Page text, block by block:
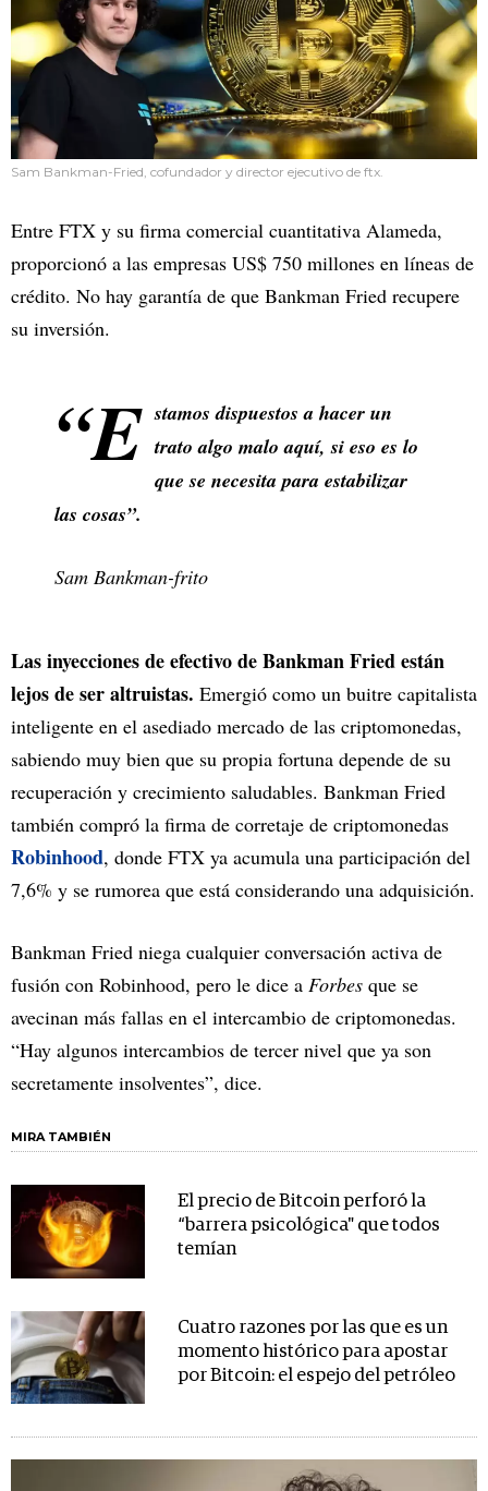
Sam Bankman-Fried, cofundador y director ejecutivo de ftx.
Entre FTX y su firma comercial cuantitativa Alameda,
proporcionó a las empresas US$ 750 millones en líneas de
crédito. No hay garantía de que Bankman Fried recupere
su inversión.
“E stamos dispuestos a hacer un
trato algo malo aquí, si eso es lo
que se necesita para estabilizar
las cosas”.
Sam Bankman-frito
Las inyecciones de efectivo de Bankman Fried están
lejos de ser altruistas. Emergió como un buitre capitalista
inteligente en el asediado mercado de las criptomonedas,
sabiendo muy bien que su propia fortuna depende de su
recuperación y crecimiento saludables. Bankman Fried
también compró la firma de corretaje de criptomonedas
Robinhood, donde FTX ya acumula una participación del
7,6% y se rumorea que está considerando una adquisición.
Bankman Fried niega cualquier conversación activa de
fusión con Robinhood, pero le dice a Forbes que se
avecinan más fallas en el intercambio de criptomonedas.
“Hay algunos intercambios de tercer nivel que ya son
secretamente insolventes”, dice.
MIRA TAMBIÉN
El precio de Bitcoin perforó la
“barrera psicológica" que todos
temían
Cuatro razones por las que es un
momento histórico para apostar
por Bitcoin: el espejo del petróleo